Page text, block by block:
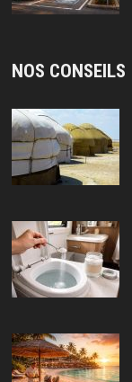
NOS CONSEILS